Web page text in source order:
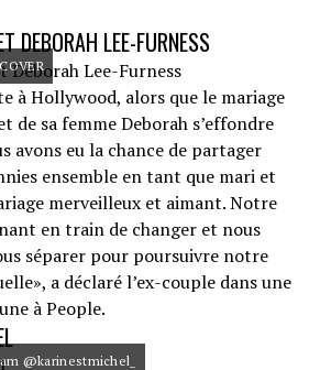
DEBORAH LEE-FURNESS
à Hollywood, alors que le mariage
de sa femme Deborah s’effondre
avons eu la chance de partager
ensemble en tant que mari et
merveilleux et aimant. Notre
en train de changer et nous
séparer pour poursuivre notre
a déclaré l’ex-couple dans une
à People.
@karinestmichel_